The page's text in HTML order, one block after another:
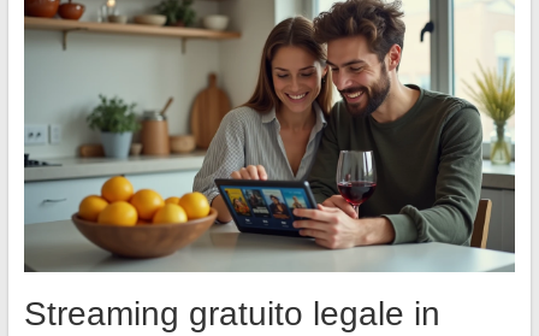
Streaming gratuito legale in